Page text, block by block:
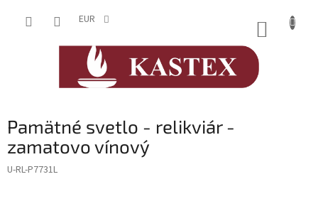
EUR
Pamätné svetlo - relikviár -
zamatovo vínový
U-RL-P7731L